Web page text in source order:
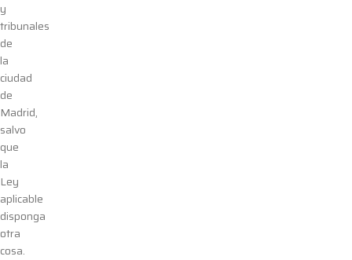
y
tribunales
de
la
ciudad
de
Madrid,
salvo
que
la
Ley
aplicable
disponga
otra
cosa.